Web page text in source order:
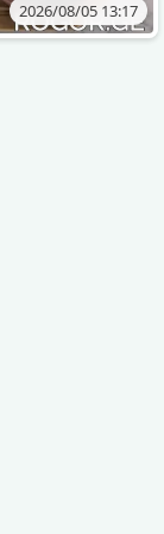
2026/08/05 13:17